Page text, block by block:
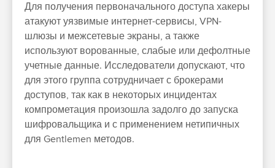
Для получения первоначального доступа хакеры
атакуют уязвимые интернет-сервисы, VPN-
шлюзы и межсетевые экраны, а также
используют ворованные, слабые или дефолтные
учетные данные. Исследователи допускают, что
для этого группа сотрудничает с брокерами
доступов, так как в некоторых инцидентах
компрометация произошла задолго до запуска
шифровальщика и с применением нетипичных
для Gentlemen методов.